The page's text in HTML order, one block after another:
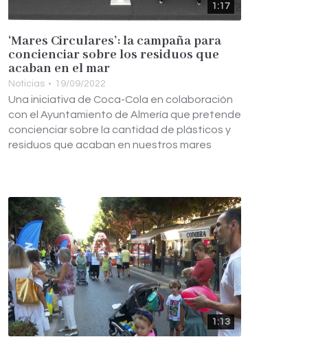
1:17
‘Mares Circulares’: la campaña para
concienciar sobre los residuos que
acaban en el mar
Noticias 19/09/2022
Una iniciativa de Coca-Cola en colaboración
con el Ayuntamiento de Almería que pretende
concienciar sobre la cantidad de plásticos y
residuos que acaban en nuestros mares
1:13